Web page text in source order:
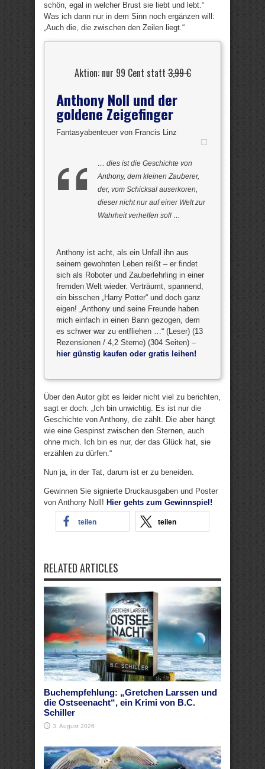
schön, egal in welcher Brust sie liebt und lebt.“
Was ich dann nur in dem Sinn noch ergänzen will:
„Auch die, die zwischen den Zeilen liegt.“
Aktion: nur 99 Cent statt3,99 €
Anthony Noll und der
goldene Zeigefinger
Fantasyabenteuer von Francis Linz
… dies ist die Geschichte von
Anthony, dem kleinen Zauberer,
der, vom Schicksal auserkoren,
dieser nicht nur auf einer Welt zur
Wahrheit verhelfen soll …
Anthony ist acht, als ein Unfall ihn aus
seinem gewohnten Leben reißt – er findet
sich als Roboter und Zauberlehrling in einer
fremden Welt wieder. Verträumt, spannend,
ein bisschen „Harry Potter“ und doch ganz
eigen! „Anthony und seine Freunde haben
mich einfach in einen Bann gezogen, dem
es schwer war zu entfliehen …“ (Leser) (13
Rezensionen / 4,2 Sterne) (304 Seiten) –
hier günstig kaufen oder gratis leihen!
Über den Autor gibt es leider nicht viel zu berichten,
sagt er doch: „Ich bin unwichtig. Es ist nur die
Geschichte von Anthony, die zählt. Die aber hängt
wie eine Gespinst zwischen den Sternen, auch
ohne mich. Ich bin es nur, der das Glück hat, sie
erzählen zu dürfen.“
Nun ja, in der Tat, darum ist er zu beneiden.
Gewinnen Sie signierte Druckausgaben und Poster
von Anthony Noll! Hier gehts zum Gewinnspiel!
teilen teilen
RELATED ARTICLES
Buchempfehlung: „Gretchen Larssen und
die Ostseenacht“, ein Krimi von B.C.
Schiller
3. August 2026